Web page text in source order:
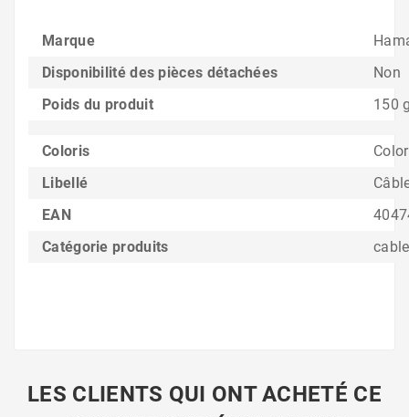
Marque
Disponibilité des pièces détachées
Non
Poids du produit
150
Coloris
Libellé
EAN
Catégorie produits
LES CLIENTS QUI ONT ACHETÉ CE